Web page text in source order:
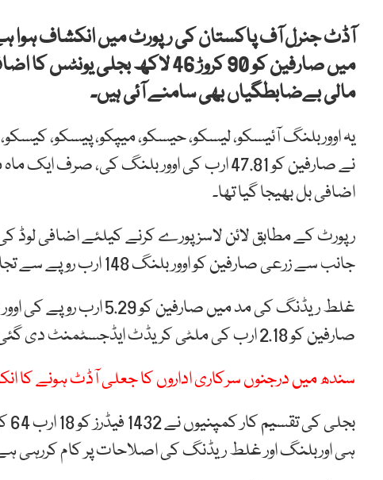
میں صارفین کو 90 کروڑ 46
مالی بےضابطگیاں بھی سامنے آئی ہیں۔
اضافی بل بھیجا گیا تھا۔
جانب سے زرعی صارفین کو اوور بلنگ 148 ارب روپے سے تجاوز کرنے کا انکشاف ہوا ہے۔
غلط ریڈنگ کی مد میں
صارفین کو 2.18 ارب کی ملٹی کریڈٹ ایڈجسٹمنٹ دی گئی تھی۔
سندھ میں درجنوں سرکاری اداروں کا جعلی آڈٹ ہونے کا
ہی اوربلنگ اور غلط ریڈنگ کی اصلاحات پر کام کررہی